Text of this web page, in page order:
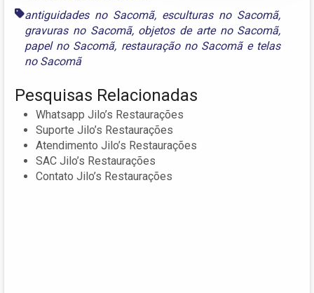
antiguidades no Sacomã, esculturas no Sacomã,
gravuras no Sacomã, objetos de arte no Sacomã,
papel no Sacomã, restauração no Sacomãe telas
no Sacomã
Pesquisas Relacionadas
Whatsapp Jilo’s Restaurações
Suporte Jilo’s Restaurações
Atendimento Jilo’s Restaurações
SAC Jilo’s Restaurações
Contato Jilo’s Restaurações